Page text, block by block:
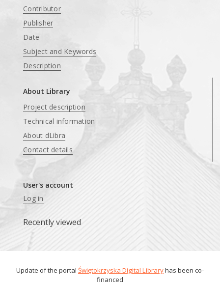
Contributor
Publisher
Date
Subject and Keywords
Description
About Library
Project description
Technical information
About dLibra
Contact details
User's account
Log in
Recently viewed
Update of the portal Świętokrzyska Digital Libraryhas been co-
financed